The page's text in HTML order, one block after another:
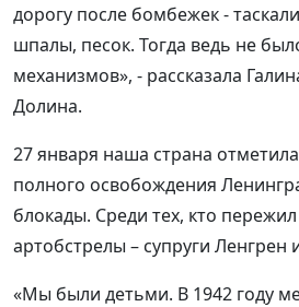
дорогу после бомбежек -
шпалы, песок. Тогда ведь не
механизмов», - рассказала
Долина.
27 января наша страна
полного освобождения
блокады. Среди тех, кто
артобстрелы – супруги Ленгрен
«Мы были детьми. В 1942 году